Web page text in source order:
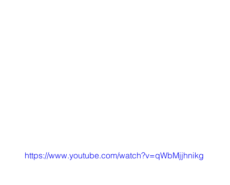
https://www.youtube.com/watch?v=qWbMjjhnikg